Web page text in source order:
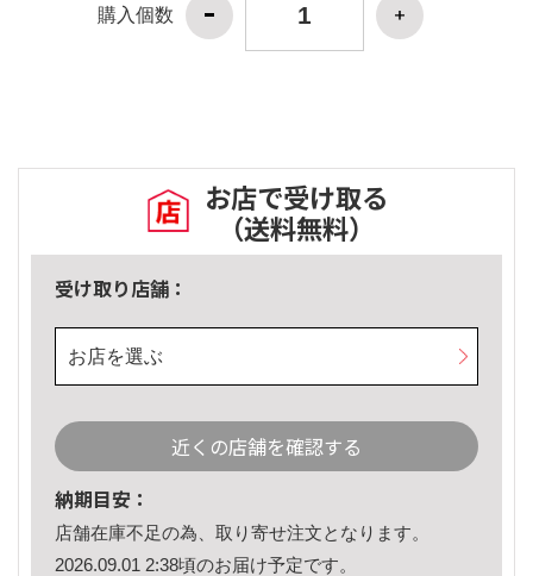
購入個数
お店で受け取る
（送料無料）
受け取り店舗：
お店を選ぶ
近くの店舗を確認する
納期目安：
店舗在庫不足の為、取り寄せ注文となります。
2026.09.01 2:38頃のお届け予定です。